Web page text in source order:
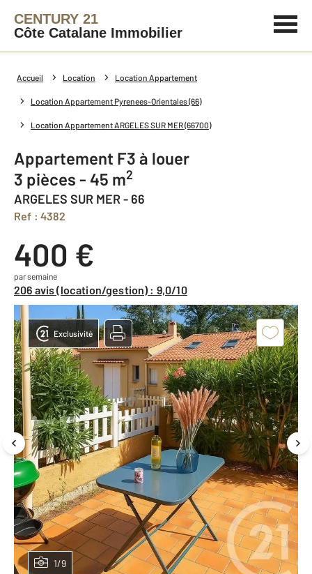
CENTURY 21
Côte Catalane Immobilier
Accueil Location Location Appartement
Location Appartement Pyrenees-Orientales (66)
Location Appartement ARGELES SUR MER (66700)
Appartement F3 à louer
3 pièces - 45 m2
ARGELES SUR MER - 66
Ref : 4382
400 €
par semaine
206 avis (location/gestion) : 9,0/10
1/9
Exclusivité